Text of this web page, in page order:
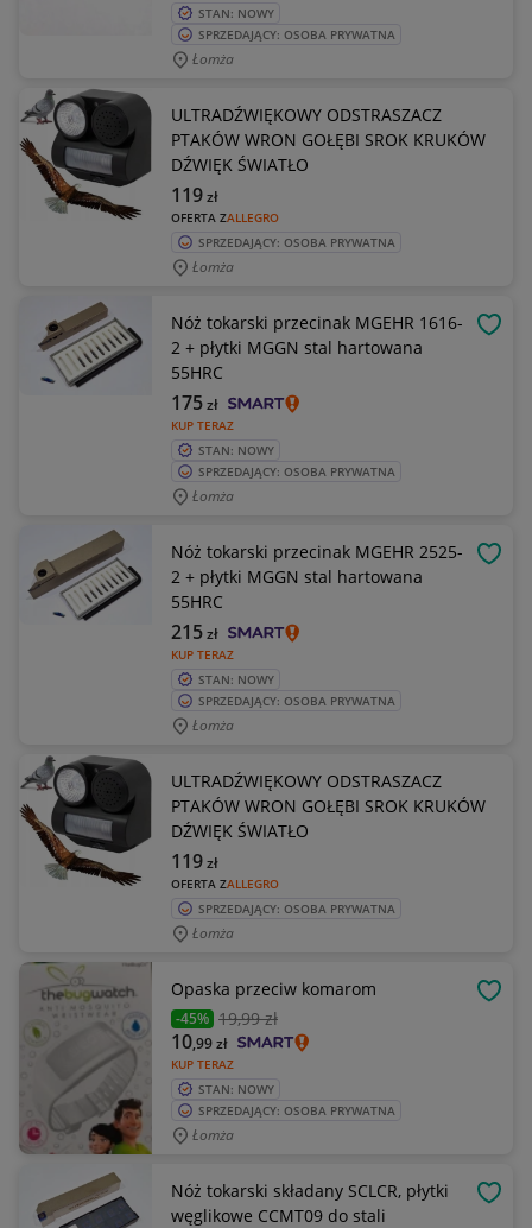
STAN: NOWY
SPRZEDAJĄCY: OSOBA PRYWATNA
Łomża
ULTRADŹWIĘKOWY ODSTRASZACZ
PTAKÓW WRON GOŁĘBI SROK KRUKÓW
DŹWIĘK ŚWIATŁO
OFERTA ZALLEGRO
119zł
SPRZEDAJĄCY: OSOBA PRYWATNA
Łomża
Nóż tokarski przecinak MGEHR 1616-
2 + płytki MGGN stal hartowana
55HRC
KUP TERAZ
175zł
STAN: NOWY
SPRZEDAJĄCY: OSOBA PRYWATNA
Łomża
Nóż tokarski przecinak MGEHR 2525-
2 + płytki MGGN stal hartowana
55HRC
KUP TERAZ
215zł
STAN: NOWY
SPRZEDAJĄCY: OSOBA PRYWATNA
Łomża
ULTRADŹWIĘKOWY ODSTRASZACZ
PTAKÓW WRON GOŁĘBI SROK KRUKÓW
DŹWIĘK ŚWIATŁO
OFERTA ZALLEGRO
119zł
SPRZEDAJĄCY: OSOBA PRYWATNA
Łomża
Opaska przeciw komarom
-45% 19,99 zł
KUP TERAZ
10,99zł
STAN: NOWY
SPRZEDAJĄCY: OSOBA PRYWATNA
Łomża
Nóż tokarski składany SCLCR, płytki
węglikowe CCMT09 do stali